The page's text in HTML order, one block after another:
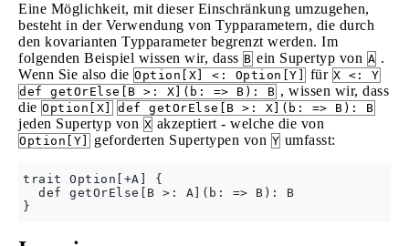
Eine Möglichkeit, mit dieser Einschränkung umzugehen,
besteht in der Verwendung von Typparametern, die durch
den kovarianten Typparameter begrenzt werden. Im
folgenden Beispiel wissen wir, dass B ein Supertyp von A .
Wenn Sie also die Option[X] <: Option[Y] für X <: Y
def getOrElse[B >: X](b: => B): B , wissen wir, dass
die Option[X] def getOrElse[B >: X](b: => B): B
jeden Supertyp von X akzeptiert - welche die von
Option[Y] geforderten Supertypen von Y umfasst:
trait Option[+A] {
  def getOrElse[B >: A](b: => B): B